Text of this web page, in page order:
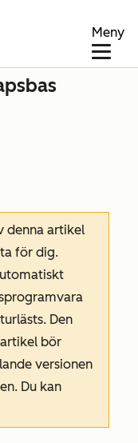
Meny
denna artikel
för dig.
Den
bör
versionen
Du kan